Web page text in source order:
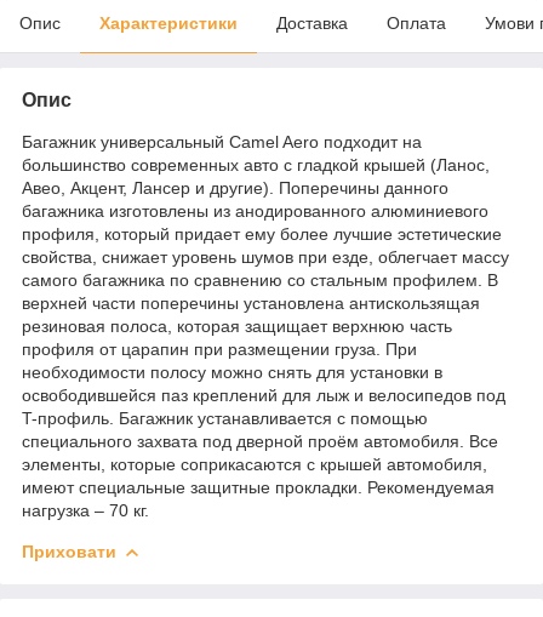
Опис Характеристики Доставка Оплата Умови
Опис
Багажник универсальный Camel Aero подходит на
большинство современных авто с гладкой крышей (Ланос,
Авео, Акцент, Лансер и другие). Поперечины данного
багажника изготовлены из анодированного алюминиевого
профиля, который придает ему более лучшие эстетические
свойства, снижает уровень шумов при езде, облегчает массу
самого багажника по сравнению со стальным профилем. В
верхней части поперечины установлена антискользящая
резиновая полоса, которая защищает верхнюю часть
профиля от царапин при размещении груза. При
необходимости полосу можно снять для установки в
освободившейся паз креплений для лыж и велосипедов под
T-профиль. Багажник устанавливается с помощью
специального захвата под дверной проём автомобиля. Все
элементы, которые соприкасаются с крышей автомобиля,
имеют специальные защитные прокладки. Рекомендуемая
нагрузка – 70 кг.
Приховати